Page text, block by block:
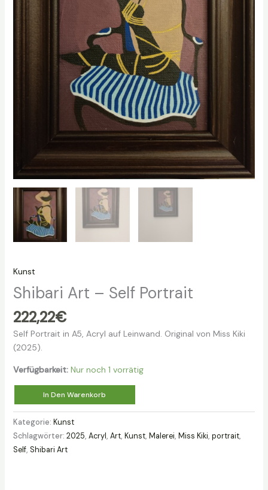
Kunst
Shibari Art – Self Portrait
222,22€
Self Portrait in A5, Acryl auf Leinwand. Original von Miss Kiki
(2025).
Verfügbarkeit: Nur noch 1 vorrätig
Art
-
Self
Portrait
In Den Warenkorb
Kategorie: Kunst
Schlagwörter: 2025, Acryl, Art, Kunst, Malerei, Miss Kiki, portrait,
Self, Shibari Art